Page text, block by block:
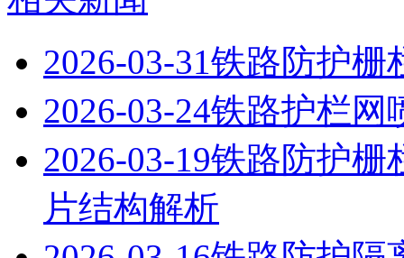
2026-03-31铁路防护栅
2026-03-24铁路护栏网
2026-03-19铁路防护栅
片结构解析